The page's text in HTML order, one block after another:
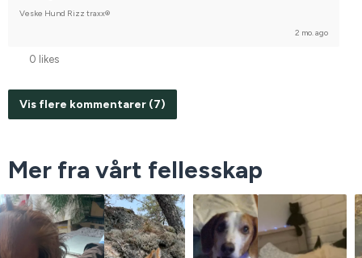
Veske Hund Rizz traxx®
2 mo. ago
0 likes
Vis flere kommentarer (7)
Mer fra vårt fellesskap